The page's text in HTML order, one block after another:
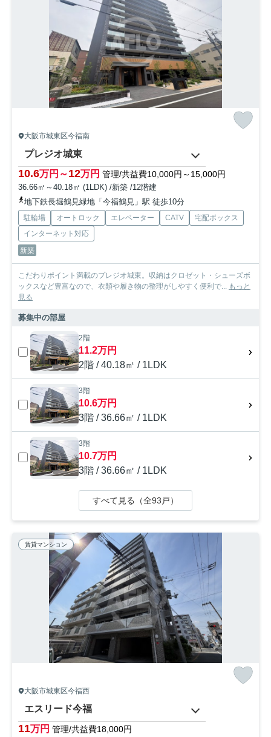
大阪市城東区今福南
プレジオ城東
10.6万円～12万円 管理/共益費10,000円～15,000円
36.66㎡～40.18㎡ (1LDK) /新築 /12階建
地下鉄長堀鶴見緑地「今福鶴見」駅 徒歩10分
駐輪場 オートロック エレベーター CATV
宅配ボックス
インターネット対応
新築
こだわりポイント満載のプレジオ城東。収納はクロゼット・シューズボ
ックスなど豊富なので、衣類や履き物の整理がしやすく便利で... もっと
見る
募集中の部屋
2階
11.2万円
2階 / 40.18㎡ / 1LDK
3階
10.6万円
3階 / 36.66㎡ / 1LDK
3階
10.7万円
3階 / 36.66㎡ / 1LDK
すべて見る（全93戸）
賃貸マンション
大阪市城東区今福西
エスリード今福
11万円 管理/共益費18,000円